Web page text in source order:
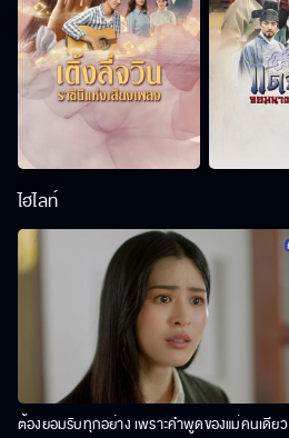
ไฮไลท์
ต้องยอมรับทุกอย่าง เพราะคำพูดของแม่คนเดียว